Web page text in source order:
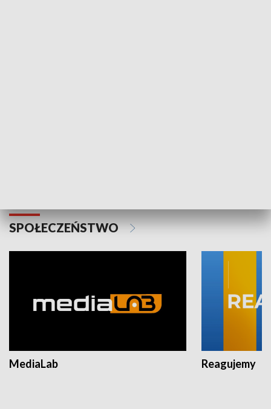
SPOŁECZEŃSTWO
MediaLab Reagujemy